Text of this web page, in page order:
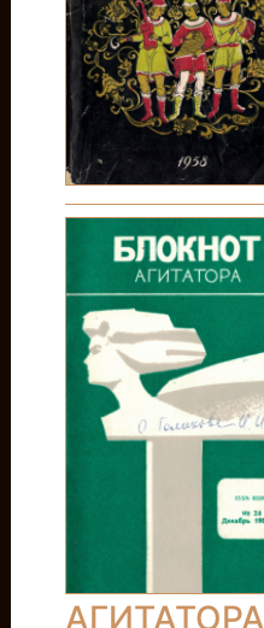
АГИТАТОРА